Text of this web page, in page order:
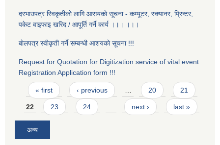
दरभाउपत्र स्विकृतीकाे लागि आसयकाे सूचना - कम्यूटर, स्क्यानर, प्रिन्टर,
पकेट वाइफाइ खरिद / आपूर्ति गर्ने कार्य ।।। ।।।
बाेलपत्र स्वीकृती गर्ने सम्बन्धी आशयकाे सूचना !!!
Request for Quotation for Digitization service of vital event
Registration Application form !!!
Pages
« first ‹ previous … 20 21
22 23 24 … next › last »
अन्य